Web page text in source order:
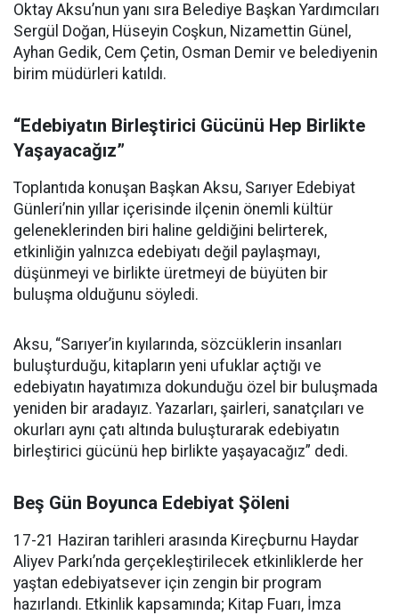
Oktay Aksu’nun yanı sıra Belediye Başkan Yardımcıları
Sergül Doğan, Hüseyin Coşkun, Nizamettin Günel,
Ayhan Gedik, Cem Çetin, Osman Demir ve belediyenin
birim müdürleri katıldı.
“Edebiyatın Birleştirici Gücünü Hep Birlikte
Yaşayacağız”
Toplantıda konuşan Başkan Aksu, Sarıyer Edebiyat
Günleri’nin yıllar içerisinde ilçenin önemli kültür
geleneklerinden biri haline geldiğini belirterek,
etkinliğin yalnızca edebiyatı değil paylaşmayı,
düşünmeyi ve birlikte üretmeyi de büyüten bir
buluşma olduğunu söyledi.
Aksu, “Sarıyer’in kıyılarında, sözcüklerin insanları
buluşturduğu, kitapların yeni ufuklar açtığı ve
edebiyatın hayatımıza dokunduğu özel bir buluşmada
yeniden bir aradayız. Yazarları, şairleri, sanatçıları ve
okurları aynı çatı altında buluşturarak edebiyatın
birleştirici gücünü hep birlikte yaşayacağız” dedi.
Beş Gün Boyunca Edebiyat Şöleni
17-21 Haziran tarihleri arasında Kireçburnu Haydar
Aliyev Parkı’nda gerçekleştirilecek etkinliklerde her
yaştan edebiyatsever için zengin bir program
hazırlandı. Etkinlik kapsamında; Kitap Fuarı, İmza